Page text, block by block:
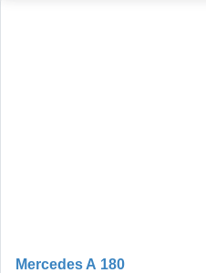
Mercedes A 180